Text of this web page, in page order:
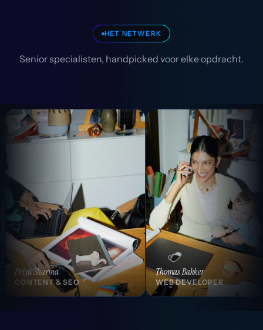
HET NETWERK
Senior specialisten, handpicked voor elke opdracht.
Thomas Bakker
WEB DEVELOPER
Isabelle Laurent
CREATIVE